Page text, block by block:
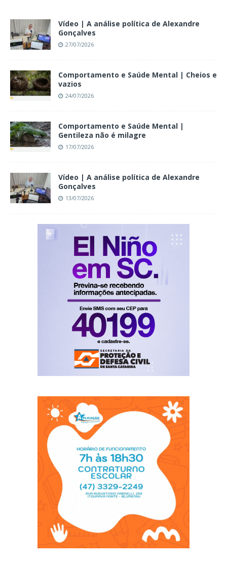
Vídeo | A análise política de Alexandre
Gonçalves
27/07/2026
Comportamento e Saúde Mental | Cheios e
vazios
24/07/2026
Comportamento e Saúde Mental |
Gentileza não é milagre
17/07/2026
Vídeo | A análise política de Alexandre
Gonçalves
13/07/2026